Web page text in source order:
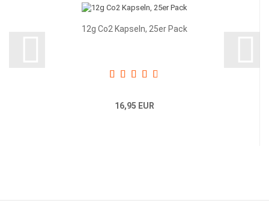
12g Co2 Kapseln, 25er Pack
16,95 EUR